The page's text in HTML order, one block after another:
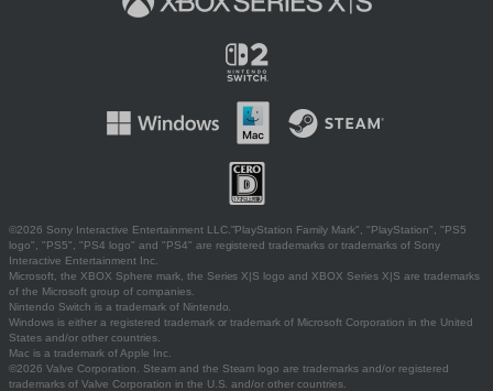
©2026 Sony Interactive Entertainment LLC."PlayStation Family Mark", "PlayStation", "PS5
logo", "PS5", "PS4 logo" and "PS4" are registered trademarks or trademarks of Sony
Interactive Entertainment Inc.
Microsoft, the XBOX Sphere mark, the Series X|S logo and XBOX Series X|S are trademarks
of the Microsoft group of companies.
Nintendo Switch is a trademark of Nintendo.
Windows is either a registered trademark or trademark of Microsoft Corporation in the United
States and/or other countries.
Mac is a trademark of Apple Inc.
©2026 Valve Corporation. Steam and the Steam logo are trademarks and/or registered
trademarks of Valve Corporation in the U.S. and/or other countries.